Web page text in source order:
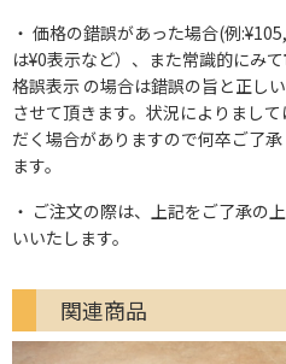
価格の錯誤があった場合(例
は¥0表示など）、また常識的にみ
格誤表示 の場合は錯誤の旨と正し
させて頂きます。状況によりまし
だく場合がありますので何卒ご了
ます。
ご注文の際は、上記をご了承の
いいたします。
関連商品